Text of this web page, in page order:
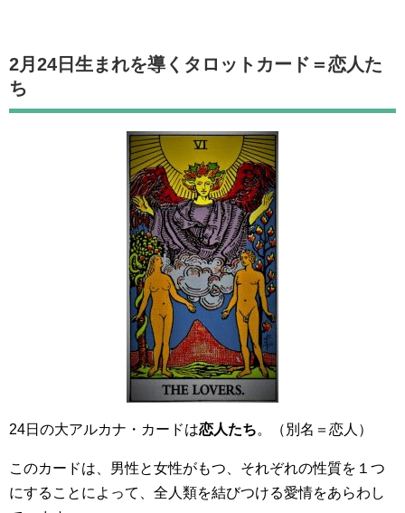
2月24日生まれを導くタロットカード ＝恋人た
ち
24日の大アルカナ・カードは恋人たち。（別名＝恋人）
このカードは、男性と女性がもつ、それぞれの性質を１つ
にすることによって、全人類を結びつける愛情をあらわし